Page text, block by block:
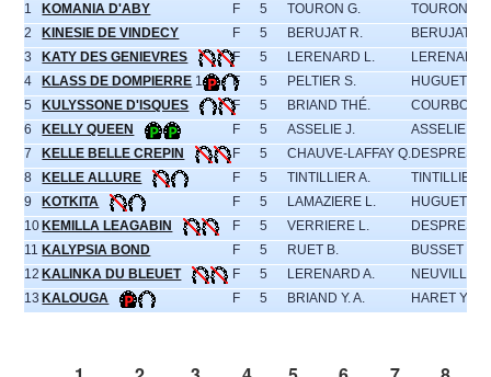
1 KOMANIA D'ABY F 5 TOURON G.
TOURON G.
2
KINESIE DE VINDECY F 5 BERUJAT R.
BERUJAT R.
3
KATY DES GENIEVRES F 5 LERENARD L.
LERENARD
4
KLASS DE DOMPIERRE 1 F 5 PELTIER S.
HUGUET
5
KULYSSONE D'ISQUES F 5 BRIAND THÉ.
COURBOT
6
KELLY QUEEN F 5 ASSELIE J.
ASSELIE J.
7
KELLE BELLE CREPIN F 5 CHAUVE-LAFFAY Q.DESPRES
8
KELLE ALLURE F 5 TINTILLIER A.
TINTILLIER
9
KOTKITA F 5 LAMAZIERE L.
HUGUET
10 KEMILLA LEAGABIN F 5 VERRIERE L.
DESPRES R.
11 KALYPSIA BOND F 5 RUET B.
BUSSET M.
12 KALINKA DU BLEUET F 5 LERENARD A.
NEUVILLE
13 KALOUGA F 5 BRIAND Y. A. HARET Y.